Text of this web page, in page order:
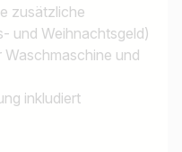
zusätzliche
und Weihnachtsgeld)
und
inkludiert